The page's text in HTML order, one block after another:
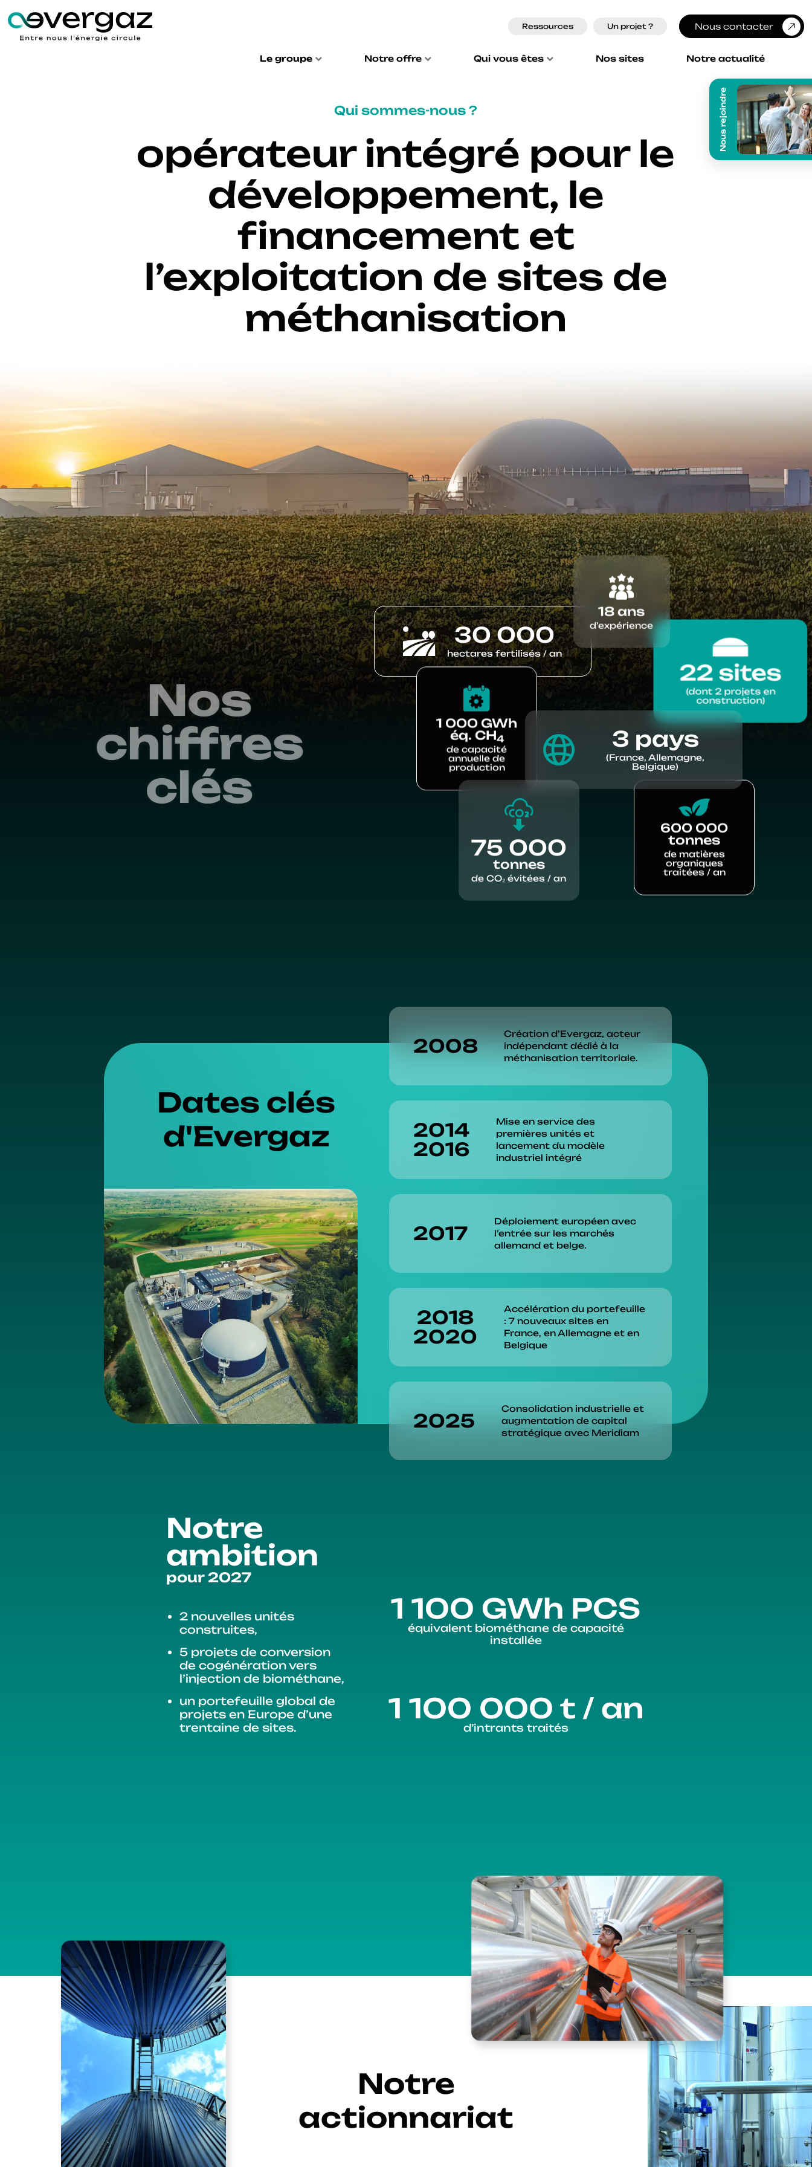
Ressources Un projet ? Nous contacter
Le groupe Notre offre Qui vous êtes Nos sites Notre actualité
Nous rejoindre
Qui sommes-nous ?
opérateur intégré pour le
développement, le
financement et
l’exploitation de sites de
méthanisation
Nos
chiffres
clés
30 000
hectares fertilisés / an
18 ans
d’expérience
22 sites
(dont 2 projets en
construction)
3 pays
(France, Allemagne,
Belgique)
1 000 GWh
éq. CH4
de capacité
annuelle de
production
600 000
tonnes
de matières
organiques
traitées / an
75 000
tonnes
de CO₂ évitées / an
Dates clés
d'Evergaz
2008
Création d’Evergaz, acteur
indépendant dédié à la
méthanisation territoriale.
2014
2016
Mise en service des
premières unités et
lancement du modèle
industriel intégré
2017
Déploiement européen avec
l’entrée sur les marchés
allemand et belge.
2018
2020
Accélération du portefeuille
: 7 nouveaux sites en
France, en Allemagne et en
Belgique
2025
Consolidation industrielle et
augmentation de capital
stratégique avec Meridiam
Notre
ambition
pour 2027
2 nouvelles unités
construites,
5 projets de conversion
de cogénération vers
l’injection de biométhane,
un portefeuille global de
projets en Europe d’une
trentaine de sites.
1 100 GWh PCS
équivalent biométhane de capacité
installée
1 100 000 t / an
d’intrants traités
Notre
actionnariat